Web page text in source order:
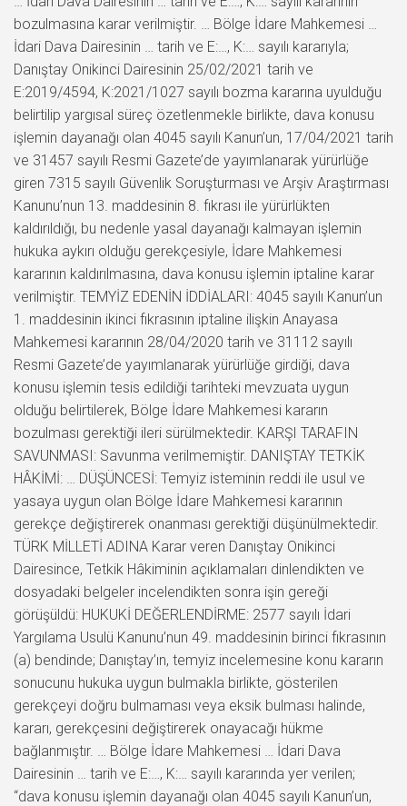
bozulmasına karar verilmiştir. … Bölge İdare Mahkemesi …
İdari Dava Dairesinin … tarih ve E:…, K:… sayılı kararıyla;
Danıştay Onikinci Dairesinin 25/02/2021 tarih ve
E:2019/4594, K:2021/1027 sayılı bozma kararına uyulduğu
belirtilip yargısal süreç özetlenmekle birlikte, dava konusu
işlemin dayanağı olan 4045 sayılı Kanun’un, 17/04/2021 tarih
ve 31457 sayılı Resmi Gazete’de yayımlanarak yürürlüğe
giren 7315 sayılı Güvenlik Soruşturması ve Arşiv Araştırması
Kanunu’nun 13. maddesinin 8. fıkrası ile yürürlükten
kaldırıldığı, bu nedenle yasal dayanağı kalmayan işlemin
hukuka aykırı olduğu gerekçesiyle, İdare Mahkemesi
kararının kaldırılmasına, dava konusu işlemin iptaline karar
verilmiştir. TEMYİZ EDENİN İDDİALARI: 4045 sayılı Kanun’un
1. maddesinin ikinci fıkrasının iptaline ilişkin Anayasa
Mahkemesi kararının 28/04/2020 tarih ve 31112 sayılı
Resmi Gazete’de yayımlanarak yürürlüğe girdiği, dava
konusu işlemin tesis edildiği tarihteki mevzuata uygun
olduğu belirtilerek, Bölge İdare Mahkemesi kararın
bozulması gerektiği ileri sürülmektedir. KARŞI TARAFIN
SAVUNMASI: Savunma verilmemiştir. DANIŞTAY TETKİK
HÂKİMİ: … DÜŞÜNCESİ: Temyiz isteminin reddi ile usul ve
yasaya uygun olan Bölge İdare Mahkemesi kararının
gerekçe değiştirerek onanması gerektiği düşünülmektedir.
TÜRK MİLLETİ ADINA Karar veren Danıştay Onikinci
Dairesince, Tetkik Hâkiminin açıklamaları dinlendikten ve
dosyadaki belgeler incelendikten sonra işin gereği
görüşüldü: HUKUKİ DEĞERLENDİRME: 2577 sayılı İdari
Yargılama Usulü Kanunu’nun 49. maddesinin birinci fıkrasının
(a) bendinde; Danıştay’ın, temyiz incelemesine konu kararın
sonucunu hukuka uygun bulmakla birlikte, gösterilen
gerekçeyi doğru bulmaması veya eksik bulması halinde,
kararı, gerekçesini değiştirerek onayacağı hükme
bağlanmıştır. … Bölge İdare Mahkemesi … İdari Dava
Dairesinin … tarih ve E:…, K:… sayılı kararında yer verilen;
“dava konusu işlemin dayanağı olan 4045 sayılı Kanun’un,